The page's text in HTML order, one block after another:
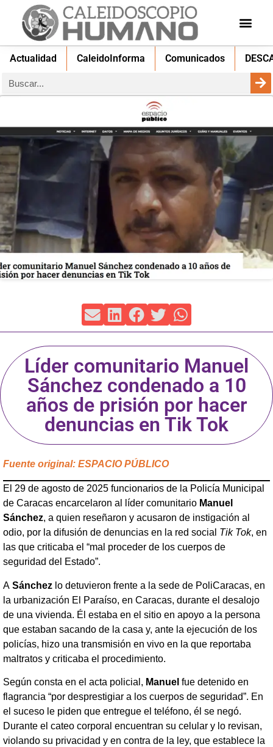
Actualidad CaleidoInforma Comunicados
Líder comunitario Manuel
Sánchez condenado a 10
años de prisión por hacer
denuncias en Tik Tok
Fuente original: ESPACIO PÚBLICO
El 29 de agosto de 2025 funcionarios de la Policía Municipal
de Caracas encarcelaron al líder comunitario Manuel
Sánchez, a quien reseñaron y acusaron de instigación al
odio, por la difusión de denuncias en la red social Tik Tok, en
las que criticaba el “mal proceder de los cuerpos de
seguridad del Estado”.
A Sánchez lo detuvieron frente a la sede de PoliCaracas, en
la urbanización El Paraíso, en Caracas, durante el desalojo
de una vivienda. Él estaba en el sitio en apoyo a la persona
que estaban sacando de la casa y, ante la ejecución de los
policías, hizo una transmisión en vivo en la que reportaba
maltratos y criticaba el procedimiento.
Según consta en el acta policial, Manuel fue detenido en
flagrancia “por desprestigiar a los cuerpos de seguridad”. En
el suceso le piden que entregue el teléfono, él se negó.
Durante el cateo corporal encuentran su celular y lo revisan,
violando su privacidad y en contra de la ley, que establece la